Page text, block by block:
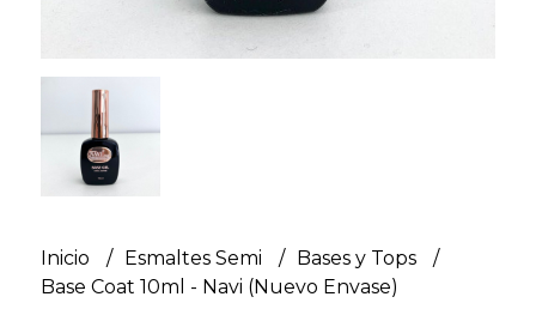
Inicio Esmaltes Semi
Bases y Tops
Base Coat 10ml - Navi (Nuevo Envase)